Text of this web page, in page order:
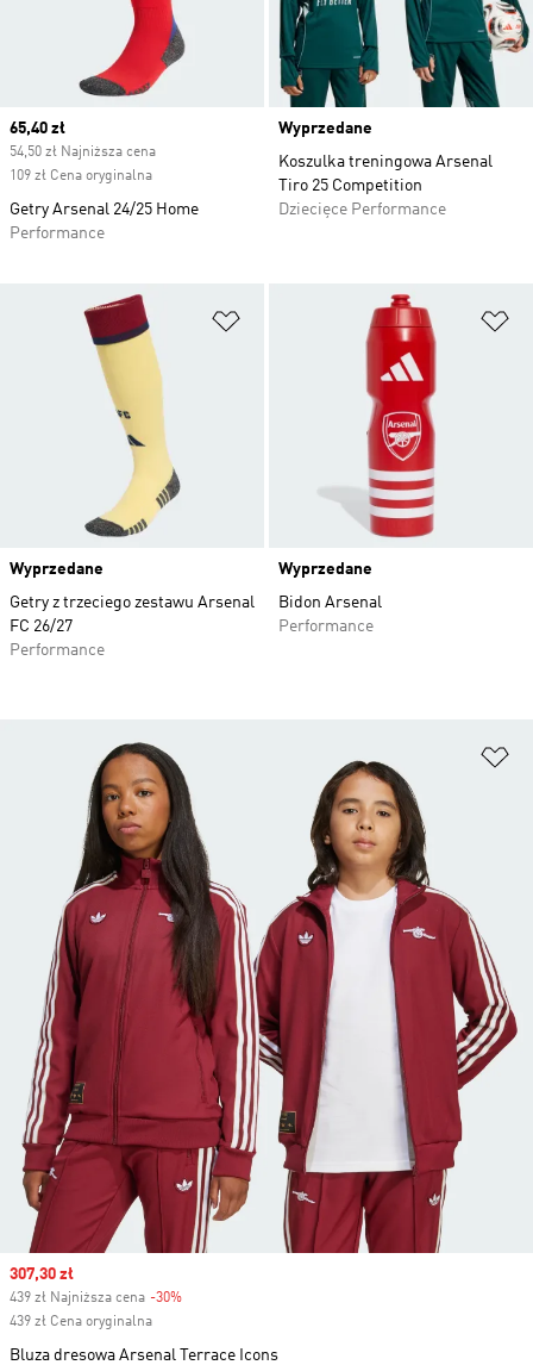
Current price
65,40 zł
54,50 zł Najniższa cena
109 zł Cena oryginalna
Getry Arsenal 24/25 Home
Performance
Wyprzedane
Koszulka treningowa Arsenal
Tiro 25 Competition
Dziecięce Performance
Dodaj do listy życzeń
Wyprzedane
Getry z trzeciego zestawu Arsenal
FC 26/27
Performance
Wyprzedane
Bidon Arsenal
Performance
Sale price
307,30 zł
439 zł Najniższa cena -30%
439 zł Cena oryginalna
Bluza dresowa Arsenal Terrace Icons